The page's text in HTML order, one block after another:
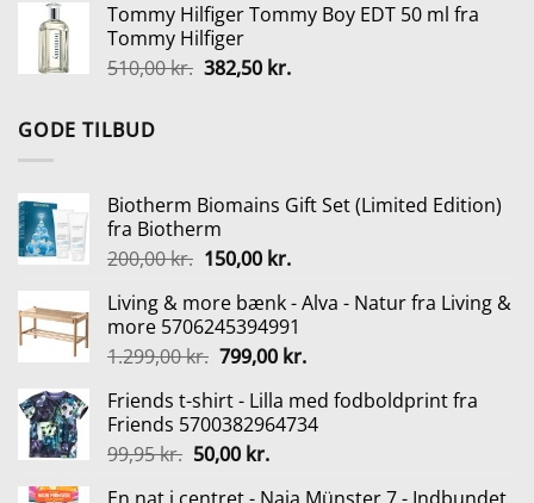
pris
var:
169,95 kr..
pris
152,95 kr..
Tommy Hilfiger Tommy Boy EDT 50 ml fra
Tommy Hilfiger
510,00kr. Den
382,50 kr.Den
GODE TILBUD
Biotherm Biomains Gift Set (Limited Edition)
fra Biotherm
200,00kr. Den
pris
var:
200,00 kr..
150,00 kr.Den
pris
er:
150,00 kr..
Living & more bænk - Alva - Natur fra Living &
more 5706245394991
1.299,00kr. Den
pris
var:
1.299,00 kr..
799,00 kr.Den
pris
er:
Friends t-shirt - Lilla med fodboldprint fra
Friends 5700382964734
99,95kr. Den
50,00 kr.Den